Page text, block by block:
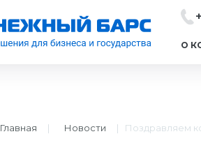
О
Главная | Новости | Поздравляем